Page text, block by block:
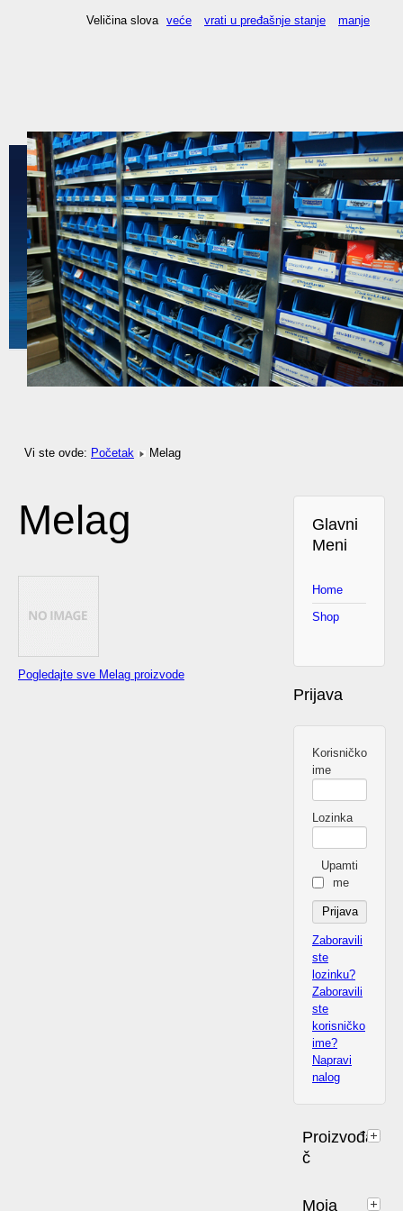
Veličina slova veće vrati u pređašnje stanje manje
Vi ste ovde: Početak Melag
Melag
Pogledajte sve Melag proizvode
Glavni
Meni
Home
Shop
Prijava
Korisničko
ime
Lozinka
Upamti
me
Zaboravili
ste
lozinku?
Zaboravili
ste
korisničko
ime?
Napravi
nalog
Proizvođa
č
Moja